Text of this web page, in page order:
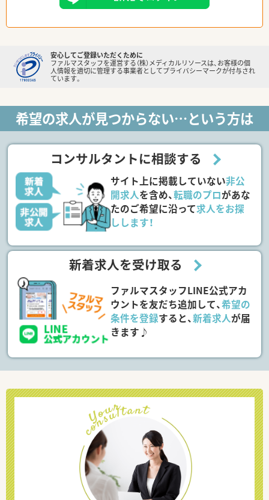
安心してご登録いただくために
ファルマスタッフを運営する（株）メディカルリソースは、お客様の個
人情報を適切に管理する事業者としてプライバシーマークが付与され
ています。
希望の求人が見つからない…という方は
コンサルタントに相談する
サイト上に掲載していない非公
開求人を含め、転職のプロがあな
たのご希望に沿って求人をお探
しします！
新着求人を受け取る
ファルマスタッフLINE公式アカ
ウントを友だち追加して、希望の
条件を登録すると、新着求人が届
きます♪